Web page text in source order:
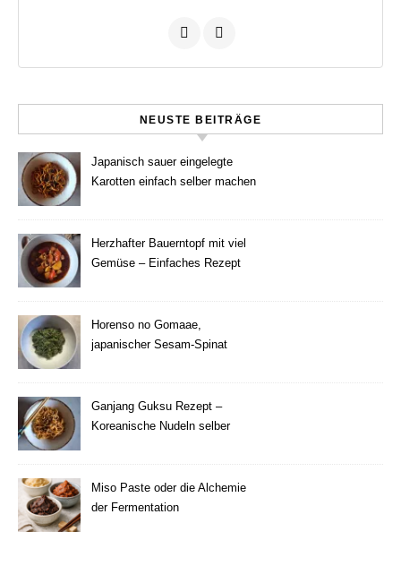
NEUSTE BEITRÄGE
Japanisch sauer eingelegte
Karotten einfach selber machen
Herzhafter Bauerntopf mit viel
Gemüse – Einfaches Rezept
Horenso no Gomaae,
japanischer Sesam-Spinat
Ganjang Guksu Rezept –
Koreanische Nudeln selber
Miso Paste oder die Alchemie
der Fermentation